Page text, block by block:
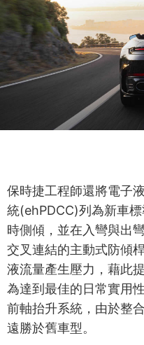
保時捷工程師還將電子
統(ehPDCC)列為新車
時側傾，並在入彎與出
交叉連結的主動式防傾
液流量產生壓力，藉此
為達到最佳的日常實用
前軸抬升系統，由於整
遠勝於舊車型。